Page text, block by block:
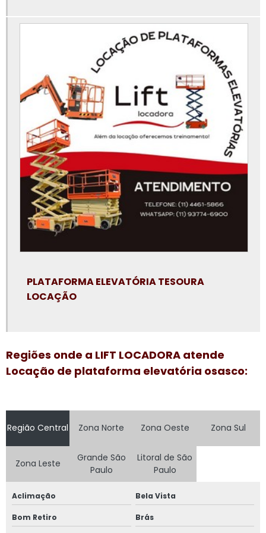
Peças para plataforma elevatória
Plataforma articulada 12m aluguel
Plataforma elevatória 15m
Plataforma elevatória 30 metros
Plataforma elevatória 40 metros
Plataforma elevatória 45 metros
Plataforma elevatória 6 metros
Plataforma elevatória aluguel preço
Plataforma elevatória articulada 15m
Plataforma elevatória articulada aluguel
Plataforma elevatória articulada locação
Plataforma elevatória locação preço
Plataforma elevatória tesoura 15m
Plataforma elevatória tesoura locação
Plataforma girafa locação
Plataforma pantográfica aluguel
Plataforma tesoura aluguel preço
Plataforma tesoura locação
PLATAFORMA ELEVATÓRIA TESOURA
LOCAÇÃO
Regiões onde a LIFT LOCADORA atende
Locação de plataforma elevatória osasco:
Região Central Zona Norte Zona Oeste Zona Sul
Zona Leste
Grande São
Paulo
Litoral de São
Paulo
Aclimação Bela Vista
Bom Retiro Brás